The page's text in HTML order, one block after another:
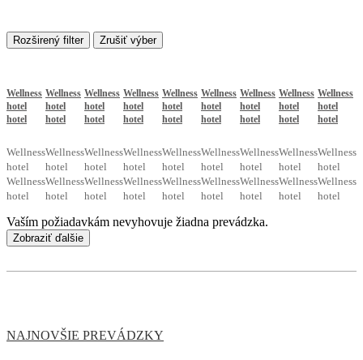
Rozširený filter Zrušiť výber
Wellness
hotel
hotel
Wellness
hotel
Wellness
hotel
Wellness
hotel
hotel
Wellness
hotel
Wellness
hotel
Wellness
hotel
hotel
Wellness
hotel
Wellness
hotel
Wellness
hotel
hotel
Wellness
hotel
Wellness
hotel
Wellness
hotel
hotel
Wellness
hotel
Wellness
hotel
Wellness
hotel
hotel
Wellness
hotel
Wellness
hotel
Wellness
hotel
hotel
Wellness
hotel
Wellness
hotel
Wellness
hotel
hotel
Wellness
hotel
Wellness
hotel
Wellness
hotel
hotel
Wellness
hotel
Wellness
hotel
Vaším požiadavkám nevyhovuje žiadna prevádzka.
Zobraziť ďalšie
NAJNOVŠIE PREVÁDZKY